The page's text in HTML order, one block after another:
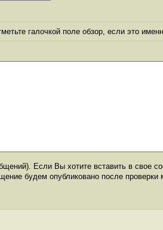
галочкой поле обзор, если это
Если Вы хотите вставить в свое
будем опубликовано после проверки